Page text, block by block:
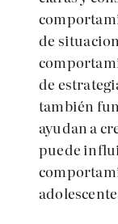
de
de
también
ayudan a
puede